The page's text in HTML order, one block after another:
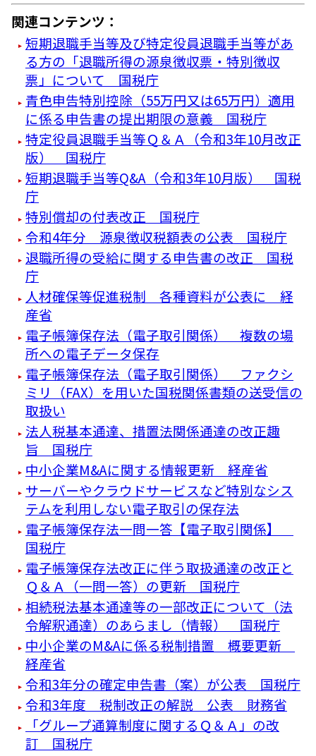
関連コンテンツ：
短期退職手当等及び特定役員退職手当等があ
る方の「退職所得の源泉徴収票・特別徴収
票」について 国税庁
青色申告特別控除（55万円又は65万円）適用
に係る申告書の提出期限の意義 国税庁
特定役員退職手当等Ｑ＆Ａ（令和3年10月改正
版） 国税庁
短期退職手当等Q&A（令和3年10月版） 国税
庁
特別償却の付表改正 国税庁
令和4年分 源泉徴収税額表の公表 国税庁
退職所得の受給に関する申告書の改正 国税
庁
人材確保等促進税制 各種資料が公表に 経
産省
電子帳簿保存法（電子取引関係） 複数の場
所への電子データ保存
電子帳簿保存法（電子取引関係） ファクシ
ミリ（FAX）を用いた国税関係書類の送受信の
取扱い
法人税基本通達、措置法関係通達の改正趣
旨 国税庁
中小企業M&Aに関する情報更新 経産省
サーバーやクラウドサービスなど特別なシス
テムを利用しない電子取引の保存法
電子帳簿保存法一問一答【電子取引関係】
国税庁
電子帳簿保存法改正に伴う取扱通達の改正と
Ｑ＆Ａ（一問一答）の更新 国税庁
相続税法基本通達等の一部改正について（法
令解釈通達）のあらまし（情報） 国税庁
中小企業のM&Aに係る税制措置 概要更新
経産省
令和3年分の確定申告書（案）が公表 国税庁
令和3年度 税制改正の解説 公表 財務省
「グループ通算制度に関するＱ＆Ａ」の改
訂 国税庁